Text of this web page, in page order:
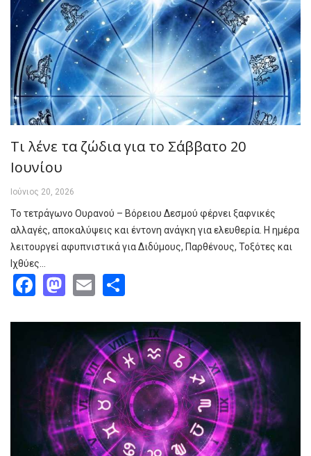
Τι λένε τα ζώδια για το Σάββατο 20
Ιουνίου
Ιούνιος 20, 2026
Το τετράγωνο Ουρανού – Βόρειου Δεσμού φέρνει ξαφνικές
αλλαγές, αποκαλύψεις και έντονη ανάγκη για ελευθερία. Η ημέρα
λειτουργεί αφυπνιστικά για Διδύμους, Παρθένους, Τοξότες και
Ιχθύες…
Facebook
Mastodon
Email